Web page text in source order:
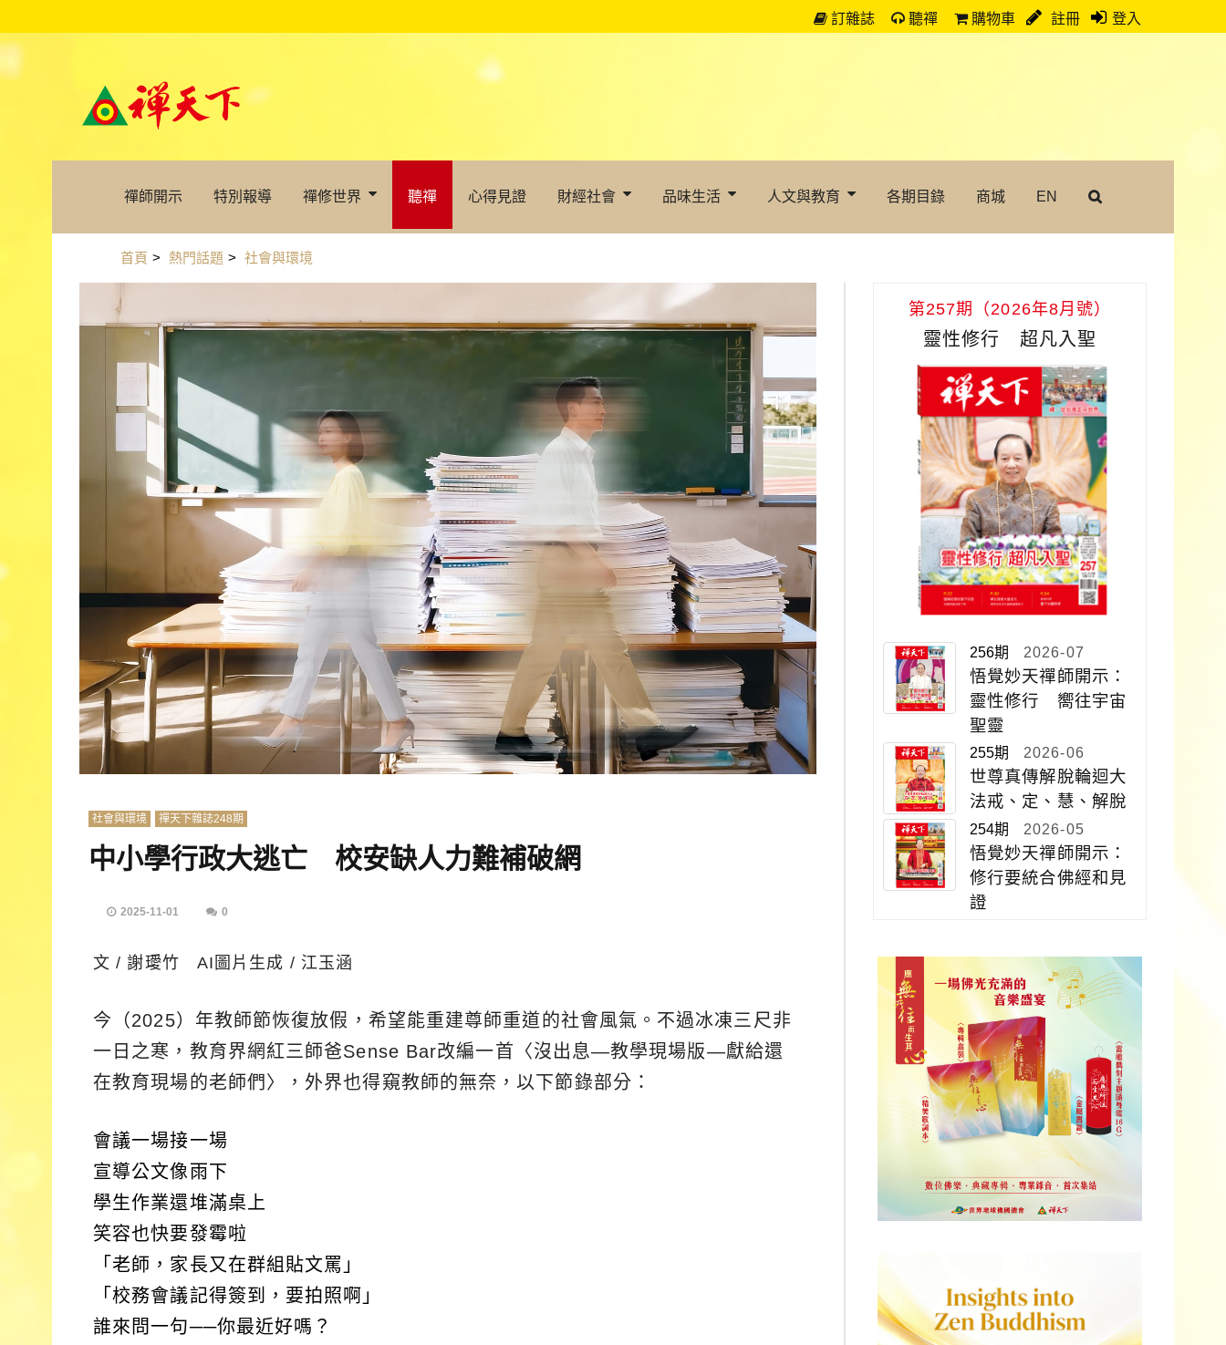
訂雜誌 聽禪 購物車 註冊 登入
禪師開示 特別報導 禪修世界 聽禪 心得見證 財經社會 品味生活 人文與教育 各期目錄 商城 EN
首頁 > 熱門話題 > 社會與環境
社會與環境 禪天下雜誌248期
中小學行政大逃亡 校安缺人力難補破網
2025-11-01 0
文 / 謝璦竹 AI圖片生成 / 江玉涵
今（2025）年教師節恢復放假，希望能重建尊師重道的社會風氣。不過冰凍三尺非
一日之寒，教育界網紅三師爸Sense Bar改編一首〈沒出息—教學現場版—獻給還
在教育現場的老師們〉，外界也得窺教師的無奈，以下節錄部分：
會議一場接一場
宣導公文像雨下
學生作業還堆滿桌上
笑容也快要發霉啦
「老師，家長又在群組貼文罵」
「校務會議記得簽到，要拍照啊」
誰來問一句──你最近好嗎？
第257期（2026年8月號）
靈性修行 超凡入聖
256期 2026-07
悟覺妙天禪師開示：
靈性修行 嚮往宇宙
聖靈
255期 2026-06
世尊真傳解脫輪迴大
法戒、定、慧、解脫
254期 2026-05
悟覺妙天禪師開示：
修行要統合佛經和見
證